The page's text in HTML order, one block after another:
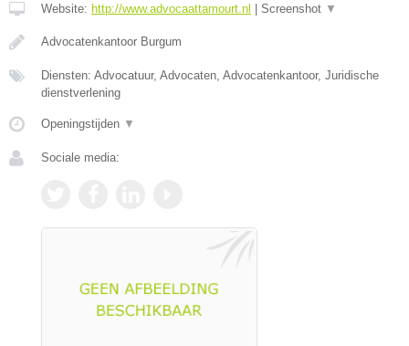
Website: http://www.advocaattamourt.nl | Screenshot ▼
Advocatenkantoor Burgum
Diensten: Advocatuur, Advocaten, Advocatenkantoor, Juridische
dienstverlening
Openingstijden ▼
Sociale media: